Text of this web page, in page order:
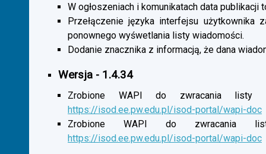
W ogłoszeniach i komunikatach data
Przełączenie języka interfejsu użytkownika
ponownego wyśwetlania listy wiadomości.
Dodanie znacznika z informacją, że dana
Wersja - 1.4.34
Zrobione WAPI do zwracania listy
https://isod.ee.pw.edu.pl/isod-portal/wapi-doc
Zrobione WAPI do zwracania listy
https://isod.ee.pw.edu.pl/isod-portal/wapi-doc